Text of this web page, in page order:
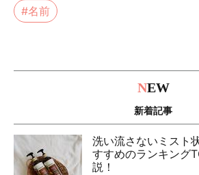
#名前
NEW
新着記事
洗い流さないミスト
すすめのランキング
説！